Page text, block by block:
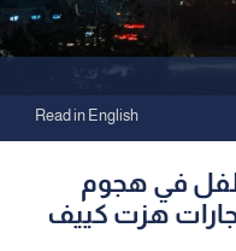
Read in English
طفل في هجوم
هزت كييف